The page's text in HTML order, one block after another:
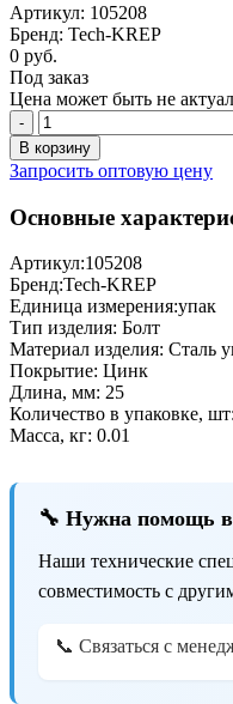
Артикул: 105208
Бренд: Tech-KREP
0 руб.
Под заказ
Цена может быть не
-
В корзину
Запросить оптовую цену
Основные
Артикул:105208
Бренд:Tech-KREP
Единица измерения:упак
Тип изделия: Болт
Материал изделия: Сталь
Покрытие: Цинк
Длина, мм: 25
Количество в упаковке, шт:
Масса, кг: 0.01
🔧 Нужна помощь в
Наши технические
совместимость с
📞 Связаться с